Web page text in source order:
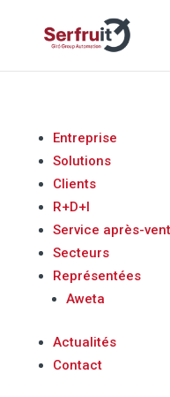
Entreprise
Solutions
Clients
R+D+I
Service après-
Secteurs
Représentées
Aweta
Actualités
Contact